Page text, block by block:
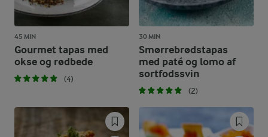
45 MIN
Gourmet tapas med
okse og rødbede
(4)
30 MIN
Smørrebrødstapas
med paté og lomo af
sortfodssvin
(2)